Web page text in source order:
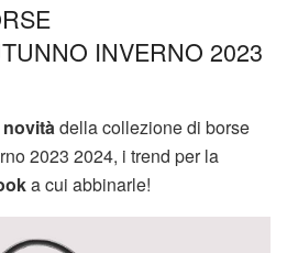
INVERNO 2023
novitàdella collezione di borse
2023 2024, i trend per la
a cui abbinarle!